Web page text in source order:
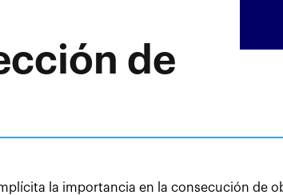
de
la importancia en la consecución de